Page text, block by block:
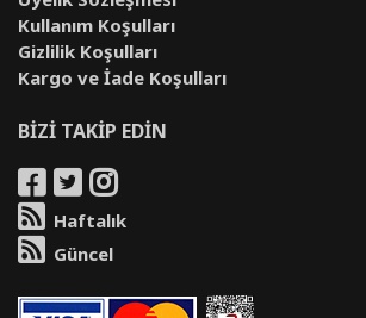
Kullanım Koşulları
Gizlilik Koşulları
Kargo ve İade Koşulları
BİZİ TAKİP EDİN
Haftalık
Güncel